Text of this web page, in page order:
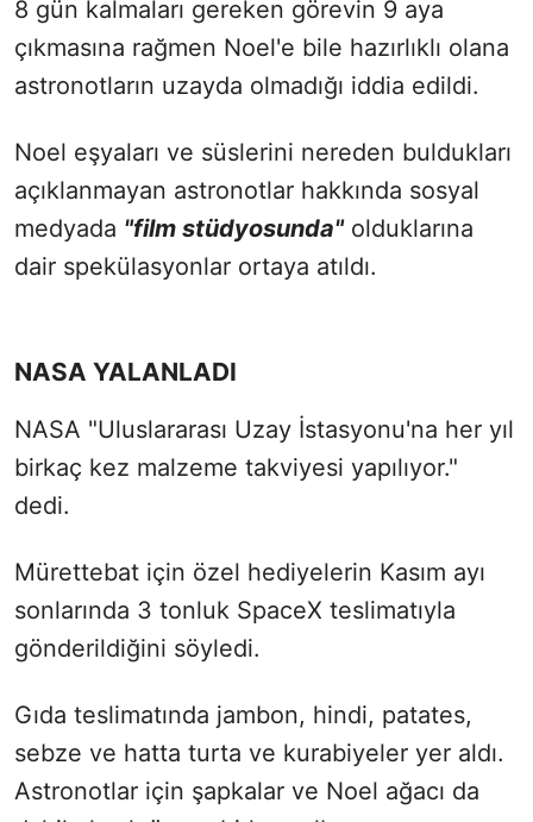
8 gün kalmaları gereken görevin 9 aya
çıkmasına rağmen Noel'e bile hazırlıklı olana
astronotların uzayda olmadığı iddia edildi.
Noel eşyaları ve süslerini nereden buldukları
açıklanmayan astronotlar hakkında sosyal
medyada "film stüdyosunda"olduklarına
dair spekülasyonlar ortaya atıldı.
NASA YALANLADI
NASA "Uluslararası Uzay İstasyonu'na her yıl
birkaç kez malzeme takviyesi yapılıyor."
dedi.
Mürettebat için özel hediyelerin Kasım ayı
sonlarında 3 tonluk SpaceX teslimatıyla
gönderildiğini söyledi.
Gıda teslimatında jambon, hindi, patates,
sebze ve hatta turta ve kurabiyeler yer aldı.
Astronotlar için şapkalar ve Noel ağacı da